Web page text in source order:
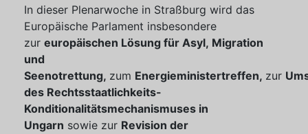
In dieser Plenarwoche in Straßburg wird das
Europäische Parlament insbesondere
zur europäischen Lösung für Asyl, Migration
und
Seenotrettung, zum Energieministertreffen, zur
des Rechtsstaatlichkeits-
Konditionalitätsmechanismuses in
Ungarn sowie zur Revision der